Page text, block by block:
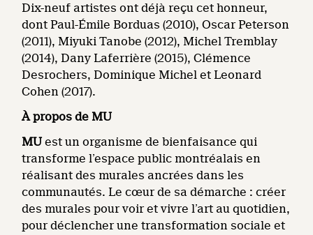
Dix-neuf artistes ont déjà reçu cet honneur,
dont Paul-Émile Borduas (2010), Oscar Peterson
(2011), Miyuki Tanobe (2012), Michel Tremblay
(2014), Dany Laferrière (2015), Clémence
Desrochers, Dominique Michel et Leonard
Cohen (2017).
À propos de MU
MU est un organisme de bienfaisance qui
transforme l’espace public montréalais en
réalisant des murales ancrées dans les
communautés. Le cœur de sa démarche : créer
des murales pour voir et vivre l’art au quotidien,
pour déclencher une transformation sociale et